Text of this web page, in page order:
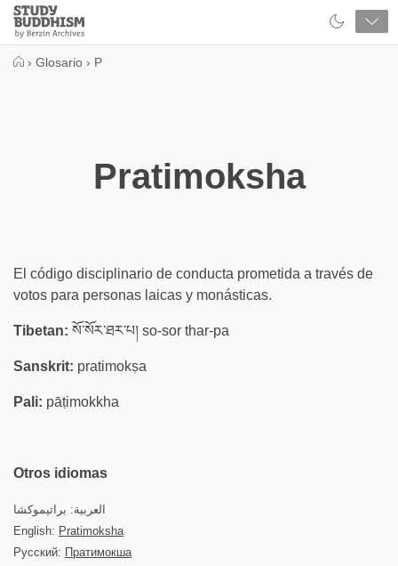
Close
Study
Buddhism
› Glosario › P
Pratimoksha
El código disciplinario de conducta prometida a través de
votos para personas laicas y monásticas.
Tibetan: སོ་སོར་ཐར་པ། so-sor thar-pa
Sanskrit: pratimokṣa
Pali: pāṭimokkha
Otros idiomas
العربية: براتيموكشا
English: Pratimoksha
Русский: Пратимокша